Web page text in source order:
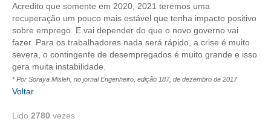
ASSOCIE-SE
ATUALIZAÇÃO CADASTRAL
NÚCLEO JOVEM
Acredito que somente em 2020, 2021 teremos uma
recuperação um pouco mais estável que tenha impacto positivo
sobre emprego. E vai depender do que o novo governo vai
fazer. Para os trabalhadores nada será rápido, a crise é muito
severa, o contingente de desempregados é muito grande e isso
gera muita instabilidade.
* Por Soraya Misleh, no jornal Engenheiro, edição 187, de dezembro de 2017
Voltar
Lido 2780 vezes